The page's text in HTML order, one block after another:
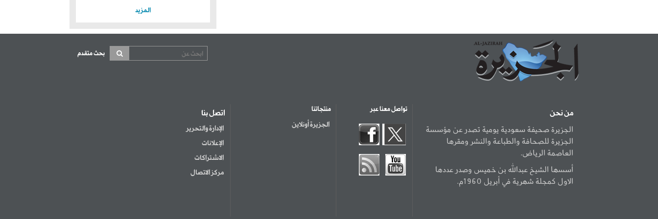
المزيد
بحث متقدم
من نحن
الجزيرة صحيفة سعودية يومية تصدر عن مؤسسة
الجزيرة للصحافة والطباعة والنشر ومقرها
العاصمة الرياض.
أسسها الشيخ عبدالله بن خميس وصدر عددها
الاول كمجلة شهرية في أبريل 1960م.
تواصل معنا عبر منتجاتنا
الجزيرة أونلاين
اتصل بنا
الإدارة والتحرير
الإعلانات
الاشتراكات
مركز الاتصال